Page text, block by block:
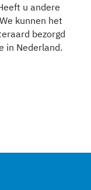
u andere
kunnen het
bezorgd
in Nederland.